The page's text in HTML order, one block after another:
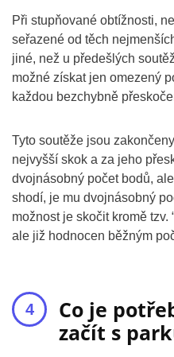
Při stupňované obtížnosti,
seřazené od těch
jiné, než u předešlých
možné získat jen omezený
každou bezchybně
Tyto soutěže jsou
nejvyšší skok a za jeho
dvojnásobný počet bodů,
shodí, je mu dvojnásobný
možnost je skočit kromě tzv.
ale již hodnocen běžným
Co je
začít s